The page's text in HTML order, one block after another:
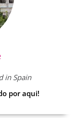
in Spain
por aqui!